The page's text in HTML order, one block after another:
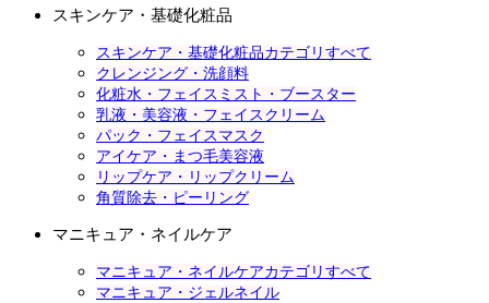
スキンケア・基礎化粧品
スキンケア・基礎化粧品カテゴリすべて
クレンジング・洗顔料
化粧水・フェイスミスト・ブースター
乳液・美容液・フェイスクリーム
パック・フェイスマスク
アイケア・まつ毛美容液
リップケア・リップクリーム
角質除去・ピーリング
マニキュア・ネイルケア
マニキュア・ネイルケアカテゴリすべて
マニキュア・ジェルネイル